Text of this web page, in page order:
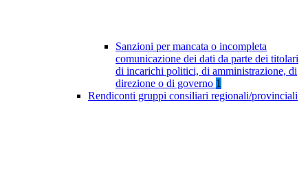
Sanzioni per mancata o incompleta
comunicazione dei dati da parte dei titolari
di incarichi politici, di amministrazione, di
direzione o di governo 1
Rendiconti gruppi consiliari regionali/provinciali